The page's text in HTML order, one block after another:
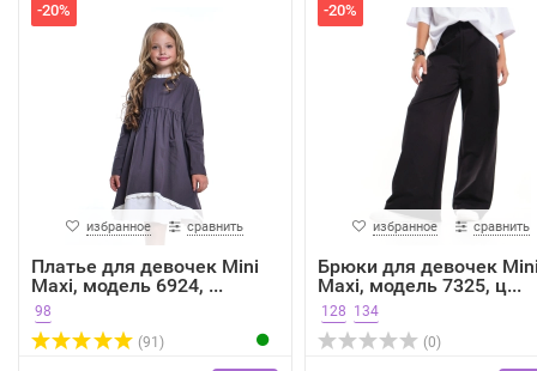
-20%
избранное сравнить
Платье для девочек Mini
Maxi, модель 6924, ...
98
(91)
-20%
избранное сравнить
Брюки для девочек
Maxi, модель 7325, ц...
128 134
(0)